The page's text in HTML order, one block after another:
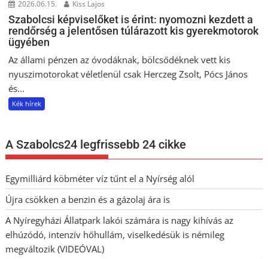
2026.06.15. Kiss Lajos
Szabolcsi képviselőket is érint: nyomozni kezdett a
rendőrség a jelentősen túlárazott kis gyerekmotorok
ügyében
Az állami pénzen az óvodáknak, bölcsődéknek vett kis
nyuszimotorokat véletlenül csak Herczeg Zsolt, Pócs János
és...
Kék hírek
A Szabolcs24 legfrissebb 24 cikke
Egymilliárd köbméter víz tűnt el a Nyírség alól
Újra csökken a benzin és a gázolaj ára is
A Nyíregyházi Állatpark lakói számára is nagy kihívás az
elhúzódó, intenzív hőhullám, viselkedésük is némileg
megváltozik (VIDEÓVAL)